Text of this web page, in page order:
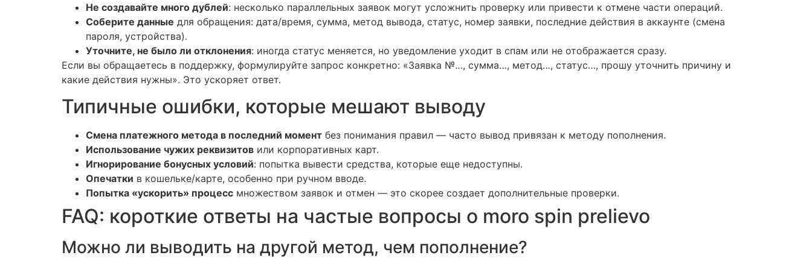
Не создавайте много дублей: несколько параллельных заявок могут усложнить проверку или привести к отмене части операций.
Соберите данные для обращения: дата/время, сумма, метод вывода, статус, номер заявки, последние действия в аккаунте (смена
пароля, устройства).
Уточните, не было ли отклонения: иногда статус меняется, но уведомление уходит в спам или не отображается сразу.
Если вы обращаетесь в поддержку, формулируйте запрос конкретно: «Заявка №…, сумма…, метод…, статус…, прошу уточнить причину и
какие действия нужны». Это ускоряет ответ.
Типичные ошибки, которые мешают выводу
Смена платежного метода в последний момент без понимания правил — часто вывод привязан к методу пополнения.
Использование чужих реквизитов или корпоративных карт.
Игнорирование бонусных условий: попытка вывести средства, которые еще недоступны.
Опечатки в кошельке/карте, особенно при ручном вводе.
Попытка «ускорить» процесс множеством заявок и отмен — это скорее создает дополнительные проверки.
FAQ: короткие ответы на частые вопросы о moro spin prelievo
Можно ли выводить на другой метод, чем пополнение?